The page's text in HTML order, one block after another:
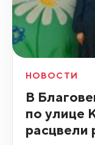
НОВОСТИ
В
по улице
расцвели